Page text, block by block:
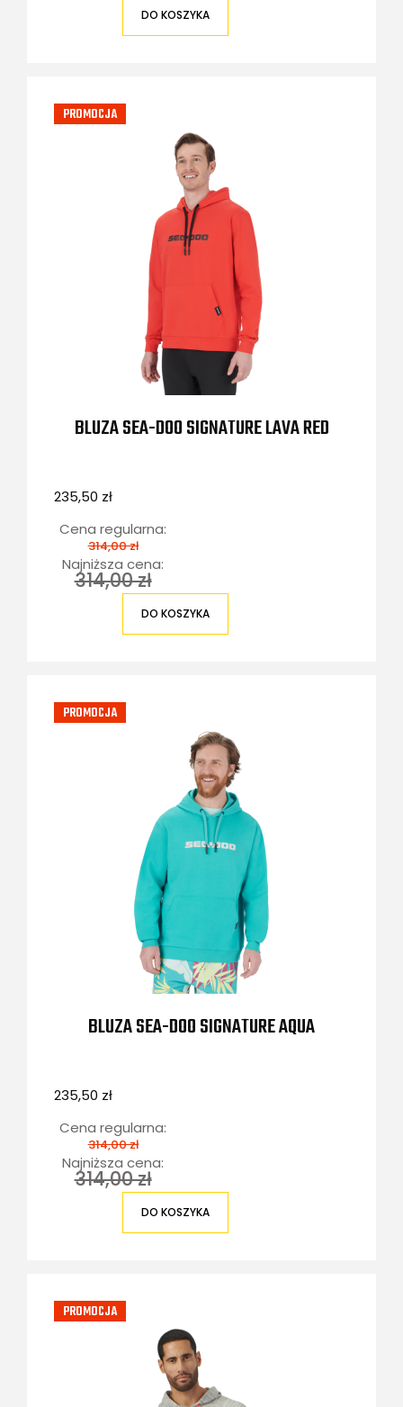
DO KOSZYKA
BLUZA SEA-DOO SIGNATURE LAVA RED
235,50 zł
Cena regularna:
314,00 zł
Najniższa cena:
314,00 zł
DO KOSZYKA
PROMOCJA
BLUZA SEA-DOO SIGNATURE AQUA
235,50 zł
Cena regularna:
314,00 zł
Najniższa cena:
314,00 zł
DO KOSZYKA
PROMOCJA
PROMOCJA